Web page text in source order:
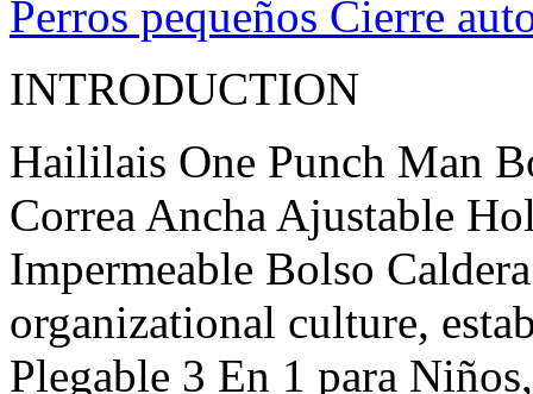
Perros pequeños Cierre
INTRODUCTION
Haililais One Punch Man
Correa Ancha Ajustable
Impermeable Bolso
organizational culture,
Plegable 3 En 1 para